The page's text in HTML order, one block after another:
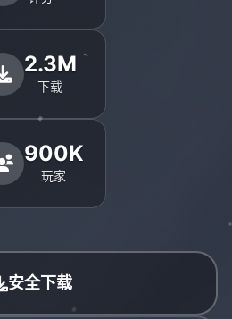
2.3M
下载
900K
玩家
安全下载